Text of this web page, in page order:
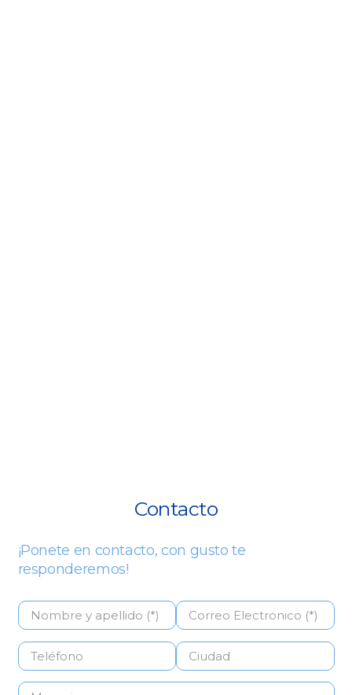
Contacto
¡Ponete en contacto, con gusto te
responderemos!